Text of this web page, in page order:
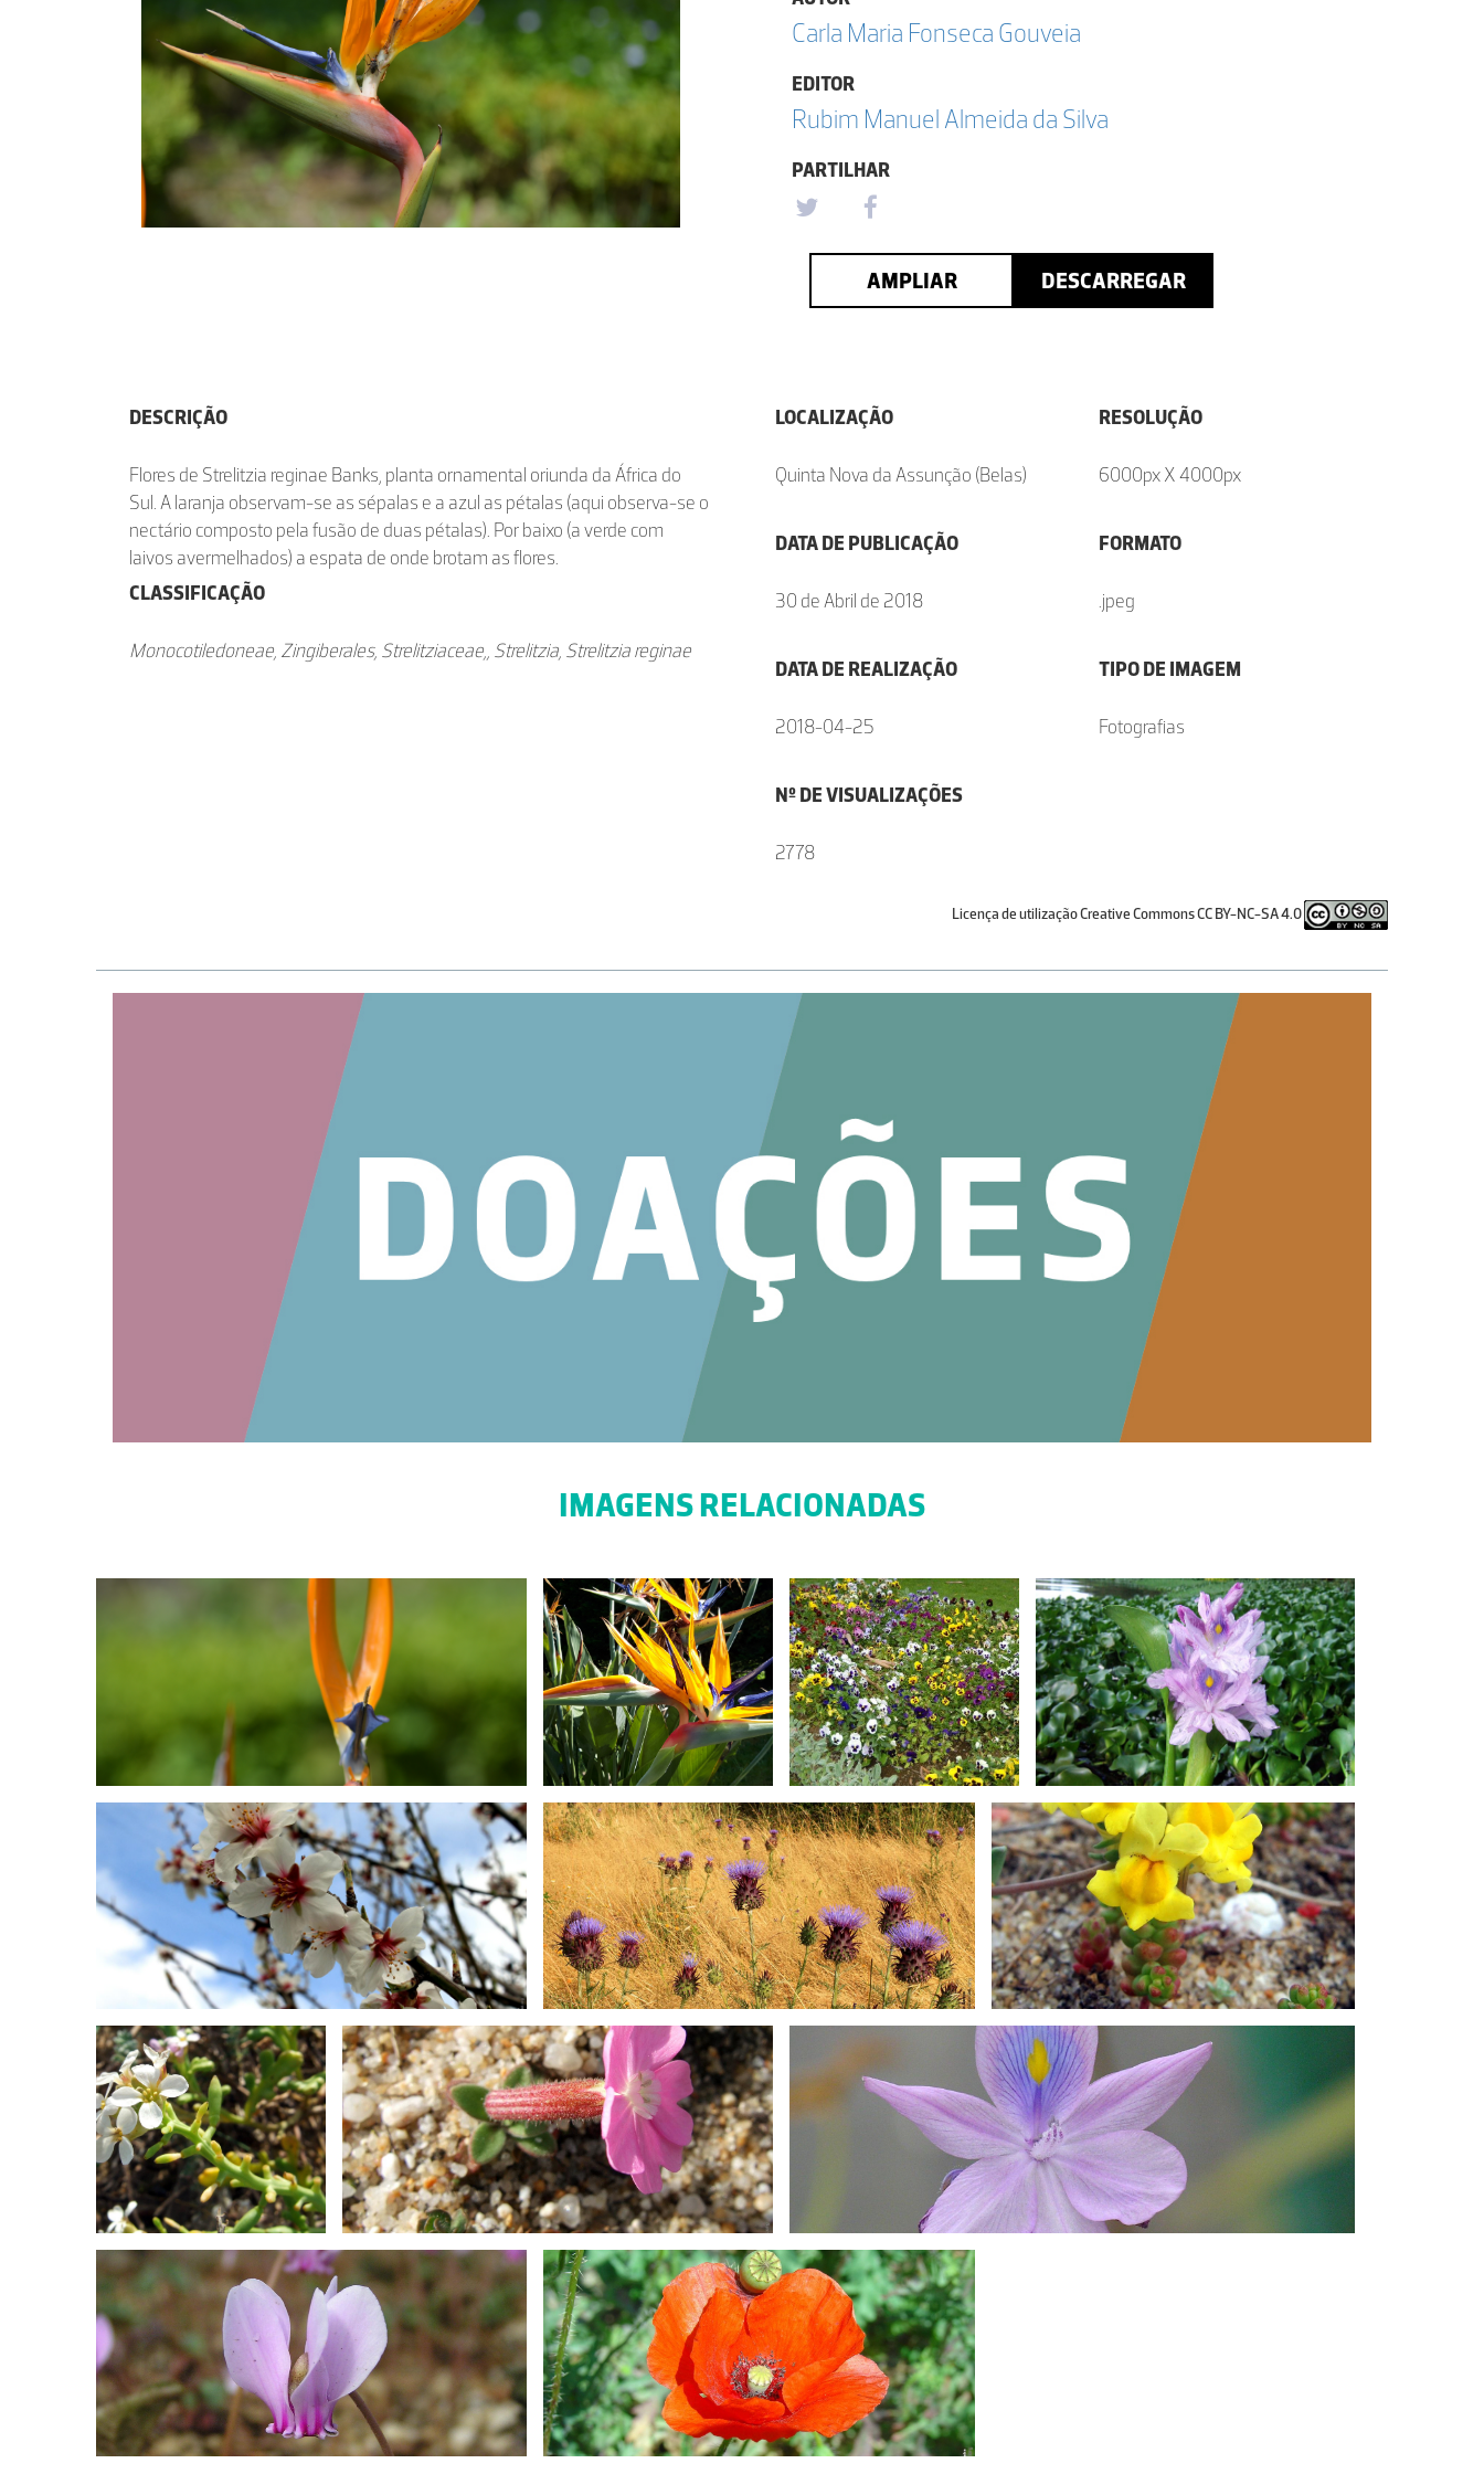
Carla Maria Fonseca Gouveia
EDITOR
Rubim Manuel Almeida da Silva
PARTILHAR
AMPLIAR DESCARREGAR
DESCRIÇÃO
Flores de Strelitzia reginae Banks, planta ornamental oriunda da África do
Sul. A laranja observam-se as sépalas e a azul as pétalas (aqui observa-se o
nectário composto pela fusão de duas pétalas). Por baixo (a verde com
laivos avermelhados) a espata de onde brotam as flores.
CLASSIFICAÇÃO
Monocotiledoneae, Zingiberales, Strelitziaceae,, Strelitzia, Strelitzia reginae
LOCALIZAÇÃO
Quinta Nova da Assunção (Belas)
DATA DE PUBLICAÇÃO
30 de Abril de 2018
DATA DE REALIZAÇÃO
2018-04-25
Nº DE VISUALIZAÇÕES
2778
RESOLUÇÃO
6000px X 4000px
FORMATO
.jpeg
TIPO DE IMAGEM
Fotografias
Licença de utilização Creative Commons CC BY-NC-SA 4.0
IMAGENS RELACIONADAS